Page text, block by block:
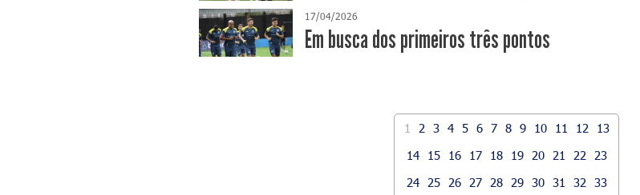
17/04/2026
​Em busca dos primeiros três pontos
1 2 3 4 5 6 7 8 9 10 11 12
13
14
15 16 17 18 19 20 21 22
23
24
25 26 27 28 29 30 31 32
33